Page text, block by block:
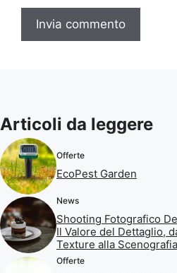
Articoli da leggere
Offerte
EcoPest Garden
News
Shooting Fotografico
Il Valore del Dettaglio,
Texture alla
Offerte